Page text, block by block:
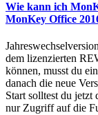
Wie kann ich
MonKey Office
dem lizenzierten
können, musst du
danach die neue
Start solltest du jetzt
nur Zugriff auf die